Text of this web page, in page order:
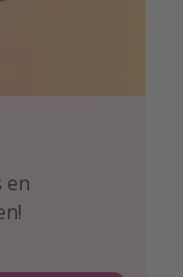
en
hacks!